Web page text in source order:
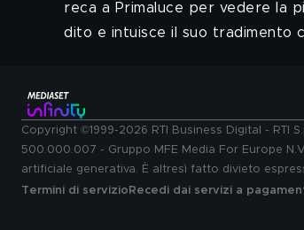
reca a Primaluce per vedere la
dito e intuisce il suo tradimento
Copyright ©1999-2026 RTI Business Digital - RTI
500.000.007 - Gruppo MFE Media For Europe
artificiale generativa. È altresì fatto divieto
Termini di servizio Recedi dai servizi a